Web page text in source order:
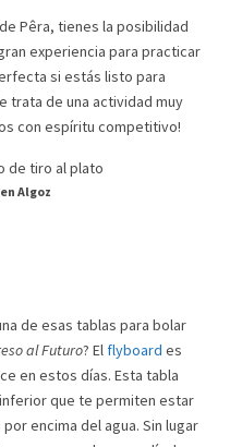
Pêra, tienes la posibilidad
experiencia para practicar
si estás listo para
trata de una actividad muy
con espíritu competitivo!
Algoz
de esas tablas para bolar
al Futuro? El flyboard es
en estos días. Esta tabla
que te permiten estar
encima del agua. Sin lugar